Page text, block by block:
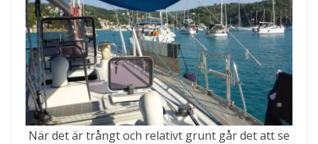
När det är trångt och relativt grunt går det att se